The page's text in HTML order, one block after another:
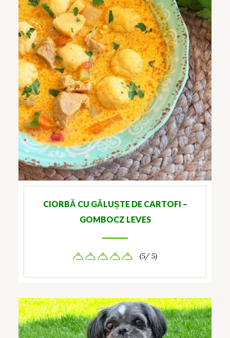
CIORBĂ CU GĂLUȘTE DE CARTOFI –
GOMBOCZ LEVES
(5/ 5)